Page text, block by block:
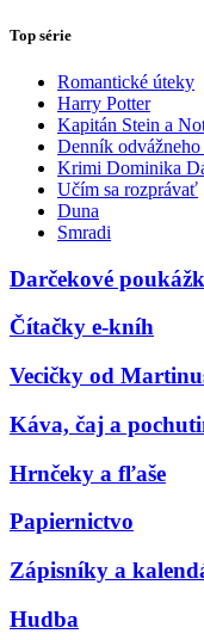
Top série
Romantické úteky
Harry Potter
Kapitán Stein a
Denník odvážneho
Krimi Dominika
Učím sa rozprávať
Duna
Smradi
Darčekové
Čítačky e-kníh
Vecičky od
Káva, čaj a
Hrnčeky a fľaše
Papiernictvo
Zápisníky a
Hudba